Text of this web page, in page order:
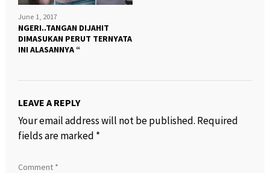
June 1, 2017
NGERI..TANGAN DIJAHIT
DIMASUKAN PERUT TERNYATA
INI ALASANNYA “
LEAVE A REPLY
Your email address will not be published. Required
fields are marked *
Comment *